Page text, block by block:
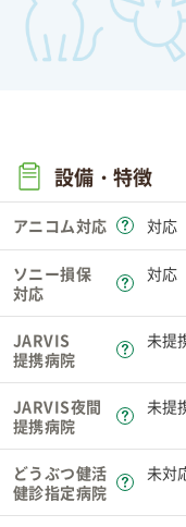
設備・特徴
アニコム対応 対応
ソニー損保
対応
対応
JARVIS
提携病院
未提
JARVIS夜間
提携病院
未提
どうぶつ健活
健診指定病院
未対